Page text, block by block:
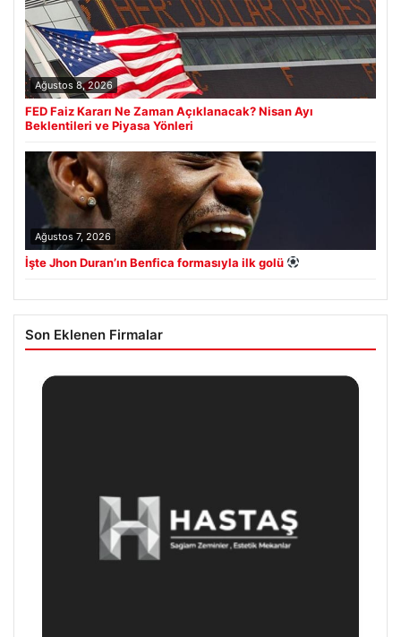
Ağustos 8, 2026
FED Faiz Kararı Ne Zaman Açıklanacak? Nisan Ayı
Beklentileri ve Piyasa Yönleri
Ağustos 7, 2026
İşte Jhon Duran’ın Benfica formasıyla ilk golü
Son Eklenen Firmalar